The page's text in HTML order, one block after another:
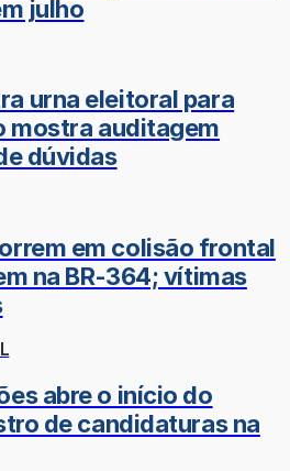
julho
urna eleitoral para
mostra auditagem
dúvidas
em colisão frontal
na BR-364; vítimas
abre o início do
de candidaturas na